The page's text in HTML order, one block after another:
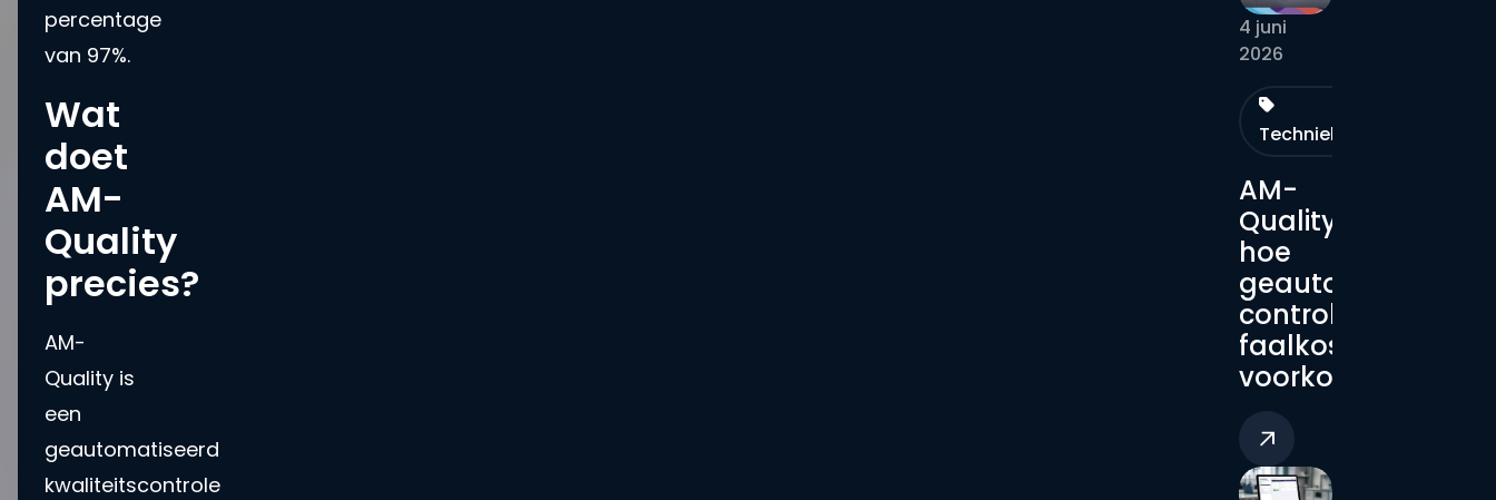
percentage
van 97%.
Wat
doet
AM-
Quality
precies?
AM-
Quality is
een
geautomatiseerd
kwaliteitscontrole
AM-
Quality:
hoe
controle
faalkosten
voorkomt
4 juni
2026
Technieken